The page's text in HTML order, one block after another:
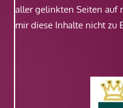
aller gelinkten Seiten auf
mir diese Inhalte nicht zu